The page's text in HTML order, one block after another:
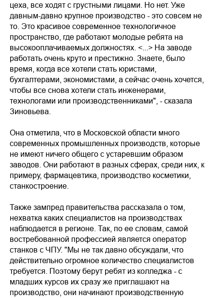
цеха, все ходят с грустными лицами. Но нет. Уже
давным-давно крупное производство - это совсем не
то. Это красивое современное технологичное
пространство, где работают молодые ребята на
высокооплачиваемых должностях. <...> На заводе
работать очень круто и престижно. Знаете, было
время, когда все хотели стать юристами,
бухгалтерами, экономистами, а сейчас очень хочется,
чтобы все снова хотели стать инженерами,
технологами или производственниками", - сказала
Зиновьева.
Она отметила, что в Московской области много
современных промышленных производств, которые
не имеют ничего общего с устаревшим образом
заводов. Они работают в разных сферах, среди них, к
примеру, фармацевтика, производство косметики,
станкостроение.
Также зампред правительства рассказала о том,
нехватка каких специалистов на производствах
наблюдается в регионе. Так, по ее словам, самой
востребованной профессией является оператор
станков с ЧПУ. "Мы не так давно обсуждали, что
действительно огромное количество специалистов
требуется. Поэтому берут ребят из колледжа - с
младших курсов их сразу же приглашают на
производство, они начинают производственную